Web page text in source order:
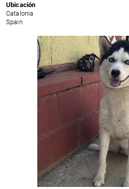
Ubicación
Catalonia
Spain